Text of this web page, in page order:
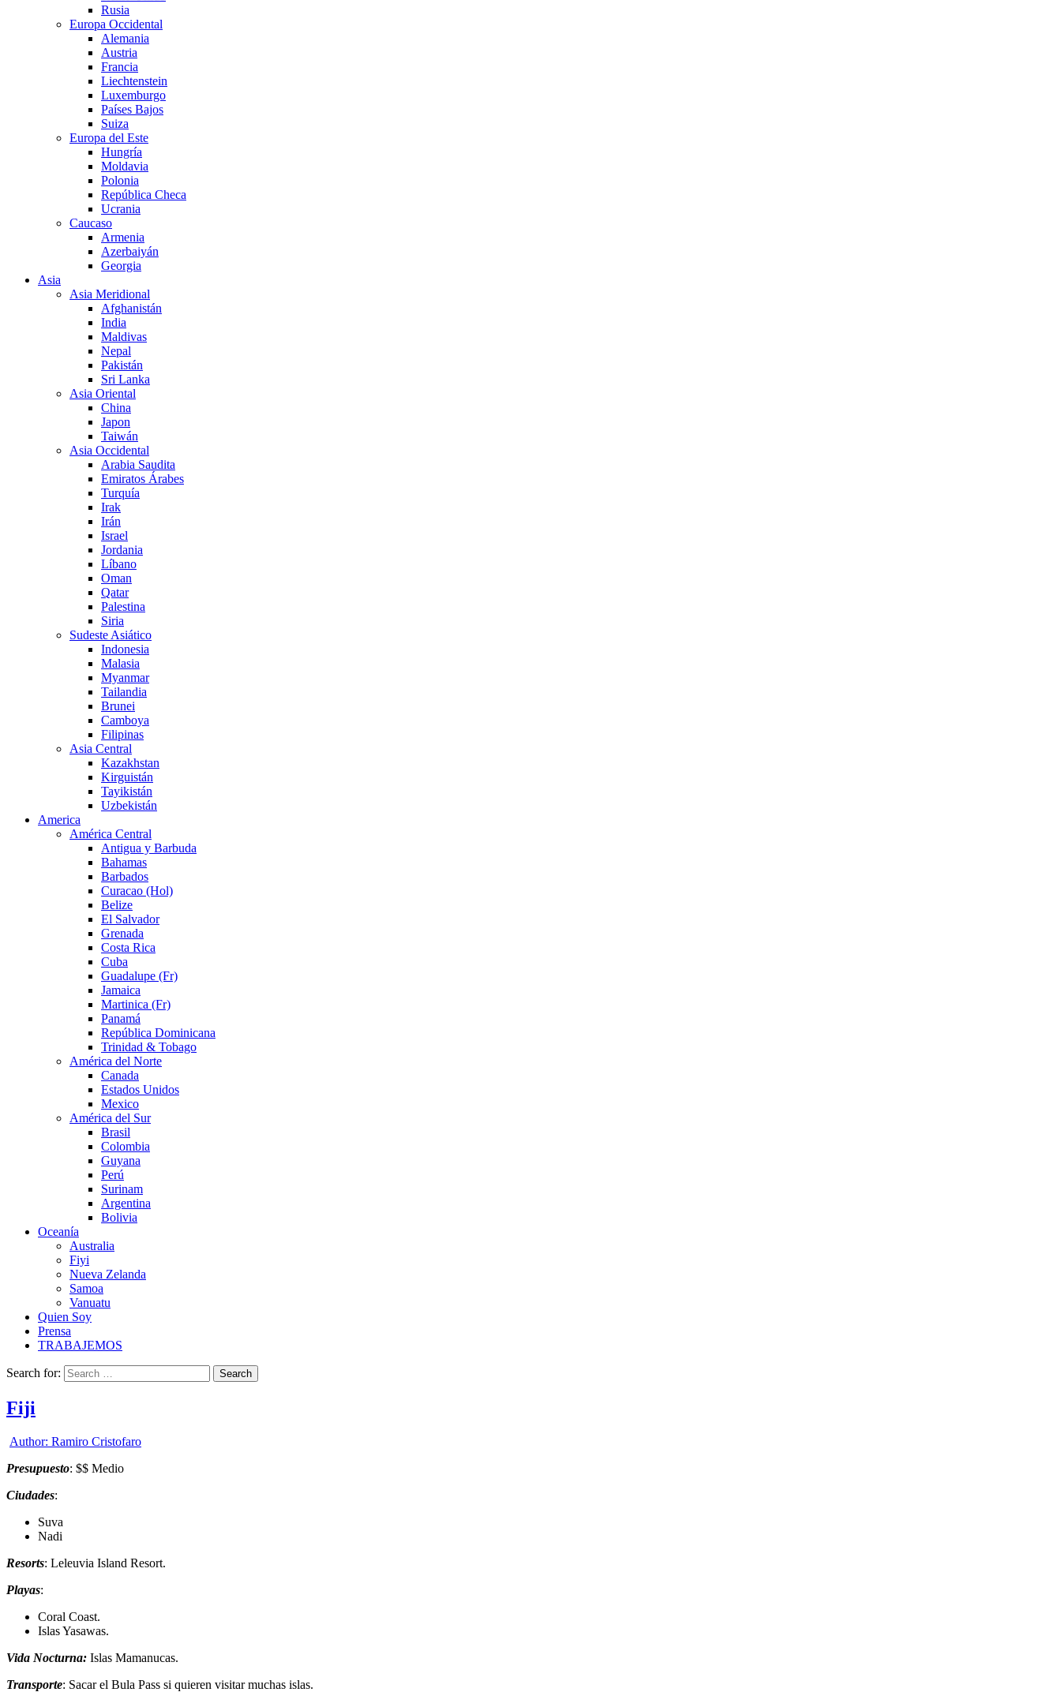
Rusia
Europa Occidental
Alemania
Austria
Francia
Liechtenstein
Luxemburgo
Países Bajos
Suiza
Europa del Este
Hungría
Moldavia
Polonia
República Checa
Ucrania
Caucaso
Armenia
Azerbaiyán
Georgia
Asia
Asia Meridional
Afghanistán
India
Maldivas
Nepal
Pakistán
Sri Lanka
Asia Oriental
China
Japon
Taiwán
Asia Occidental
Arabia Saudita
Emiratos Árabes
Turquía
Irak
Irán
Israel
Jordania
Líbano
Oman
Qatar
Palestina
Siria
Sudeste Asiático
Indonesia
Malasia
Myanmar
Tailandia
Brunei
Camboya
Filipinas
Asia Central
Kazakhstan
Kirguistán
Tayikistán
Uzbekistán
America
América Central
Antigua y Barbuda
Bahamas
Barbados
Curacao (Hol)
Belize
El Salvador
Grenada
Costa Rica
Cuba
Guadalupe (Fr)
Jamaica
Martinica (Fr)
Panamá
República Dominicana
Trinidad & Tobago
América del Norte
Canada
Estados Unidos
Mexico
América del Sur
Brasil
Colombia
Guyana
Perú
Surinam
Argentina
Bolivia
Oceanía
Australia
Fiyi
Nueva Zelanda
Samoa
Vanuatu
Quien Soy
Prensa
TRABAJEMOS
Search for:
Fiji
Author: Ramiro Cristofaro
Presupuesto: $$ Medio
Ciudades:
Suva
Nadi
Resorts: Leleuvia Island Resort.
Playas:
Coral Coast.
Islas Yasawas.
Vida Nocturna: Islas Mamanucas.
Transporte: Sacar el Bula Pass si quieren visitar muchas islas.